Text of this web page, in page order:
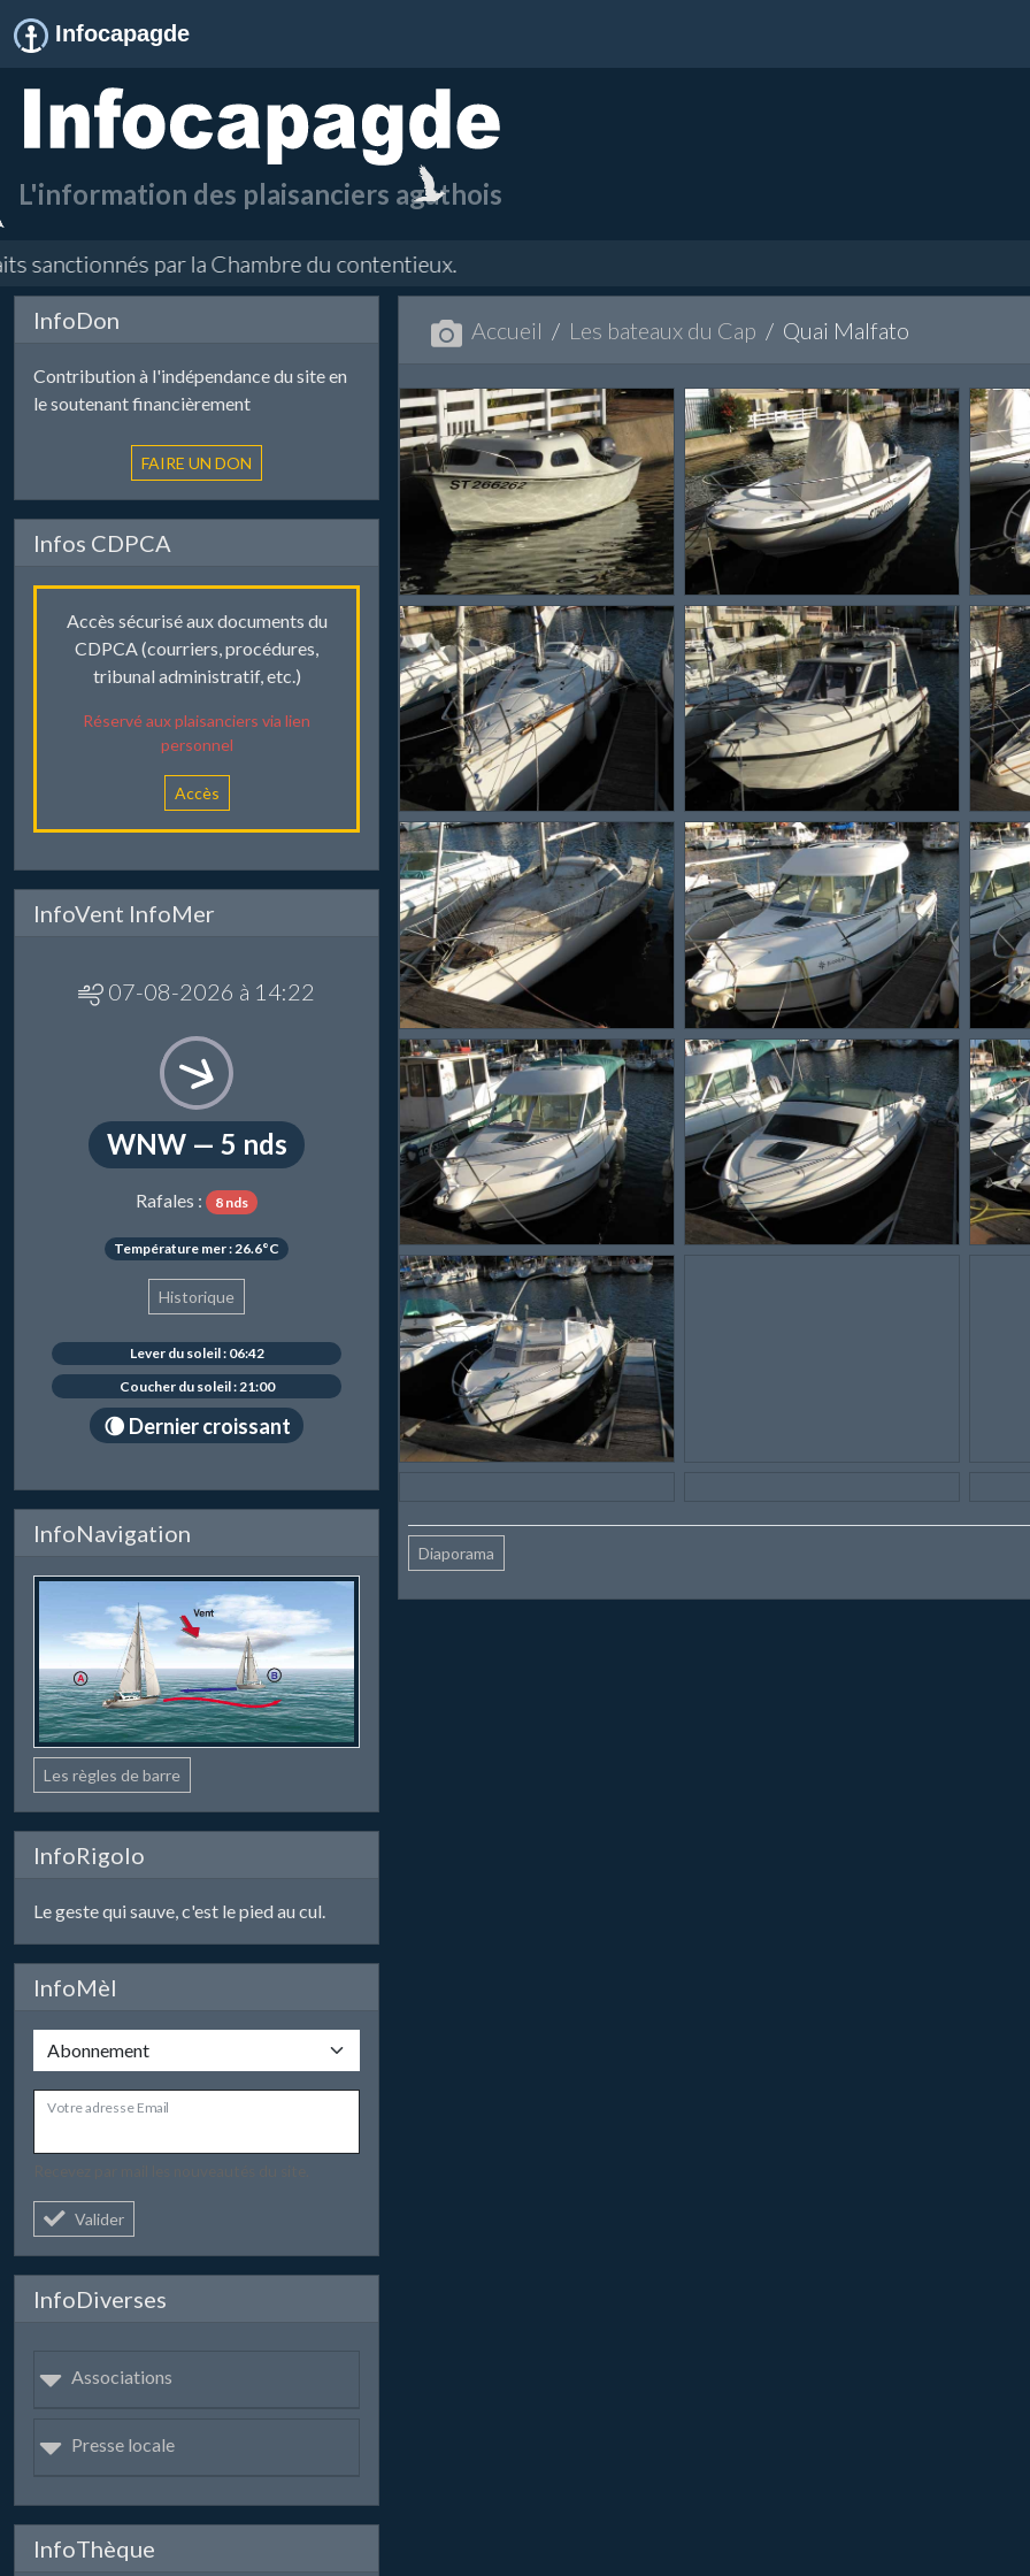
Infocapagde
L'information des plaisanciers agathois
par la Chambre du contentieux.
InfoDon
Contribution à l'indépendance du site en
le soutenant financièrement
Infos CDPCA
Accès sécurisé aux documents du
CDPCA (courriers, procédures,
tribunal administratif, etc.)
Réservé aux plaisanciers via lien
personnel
Accès
InfoVent InfoMer
07-08-2026 à 14:22
WNW — 5 nds
Rafales : 8 nds
Température mer : 26.6°C
Historique
Lever du soleil : 06:42
Coucher du soleil : 21:00
🌘 Dernier croissant
InfoNavigation
Les règles de barre
InfoRigolo
Le geste qui sauve, c'est le pied au cul.
InfoMèl
Votre adresse Email
Valider
InfoDiverses
Associations
Presse locale
InfoThèque
Accueil Les bateaux du Cap Quai Malfato
Diaporama